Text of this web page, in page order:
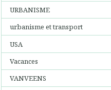
URBANISME
urbanisme et transport
USA
Vacances
VANVEENS